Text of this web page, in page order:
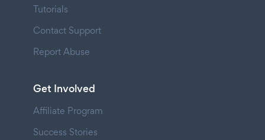
Tutorials
Contact Support
Report Abuse
Get Involved
Affiliate Program
Success Stories